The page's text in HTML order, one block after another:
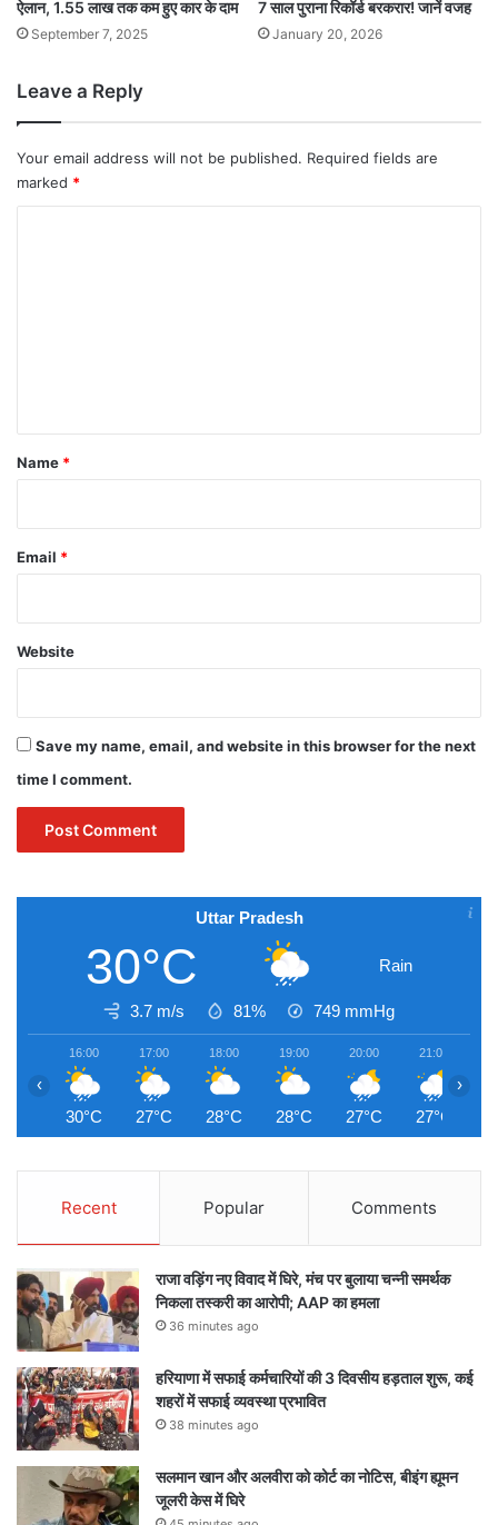
ऐलान, 1.55 लाख तक कम हुए कार के दाम
September 7, 2025
7 साल पुराना रिकॉर्ड बरकरार! जानें वजह
January 20, 2026
Leave a Reply
Your email address will not be published. Required fields are
marked *
*
Name *
Email *
Website
Save my name, email, and website in this browser for the next
time I comment.
Uttar Pradesh
30°C Rain
3.7 m/s 81% 749 mmHg
16:00
30°C
17:00
27°C
18:00
28°C
19:00
28°C
20:00
27°C
21:00
27°C
‹ ›
Recent Popular Comments
राजा वड़िंग नए विवाद में घिरे, मंच पर बुलाया चन्नी समर्थक
निकला तस्करी का आरोपी; AAP का हमला
36 minutes ago
हरियाणा में सफाई कर्मचारियों की 3 दिवसीय हड़ताल शुरू, कई
शहरों में सफाई व्यवस्था प्रभावित
38 minutes ago
सलमान खान और अलवीरा को कोर्ट का नोटिस, बीइंग ह्यूमन
जूलरी केस में घिरे